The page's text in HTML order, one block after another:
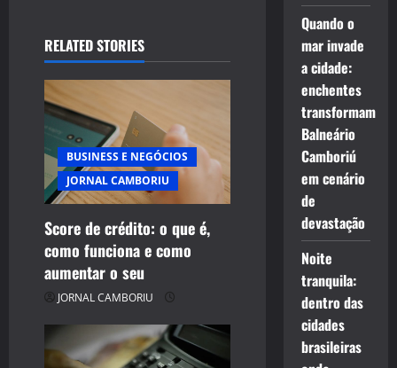
i
g
a
t
i
o
n
RELATED STORIES
BUSINESS E NEGÓCIOS
JORNAL CAMBORIU
Score de crédito: o que é,
como funciona e como
aumentar o seu
JORNAL CAMBORIU
Quando o
mar invade
a cidade:
enchentes
transformam
Balneário
Camboriú
em cenário
de
devastação
Noite
tranquila:
dentro das
cidades
brasileiras